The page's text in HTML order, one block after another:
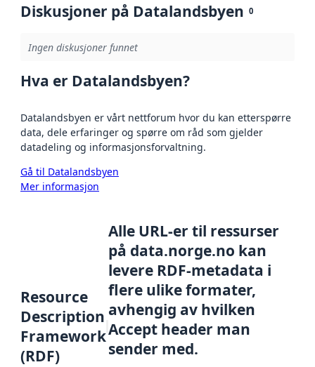
Diskusjoner på Datalandsbyen 0
Ingen diskusjoner funnet
Hva er Datalandsbyen?
Datalandsbyen er vårt nettforum hvor du kan etterspørre
data, dele erfaringer og spørre om råd som gjelder
datadeling og informasjonsforvaltning.
Gå til Datalandsbyen
Mer informasjon
Resource
Description
Framework
(RDF)
Alle URL-er til ressurser
på data.norge.no kan
levere RDF-metadata i
flere ulike formater,
avhengig av hvilken
Accept header man
sender med.